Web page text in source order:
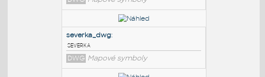
North_Arrow:
Severka jako dynamický blok
DWG Mapové symboly